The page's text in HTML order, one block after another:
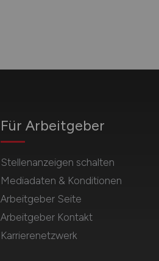
Für Arbeitgeber
Stellenanzeigen schalten
Mediadaten & Konditionen
Arbeitgeber Seite
Arbeitgeber Kontakt
Karrierenetzwerk